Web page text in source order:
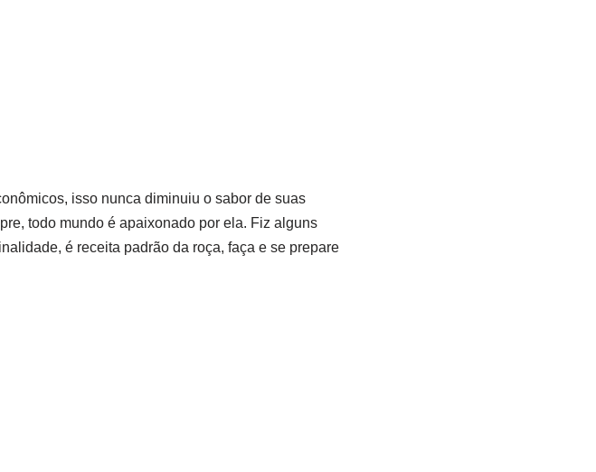
isso nunca diminuiu o sabor de suas
todo mundo é apaixonado por ela. Fiz alguns
é receita padrão da roça, faça e se prepare